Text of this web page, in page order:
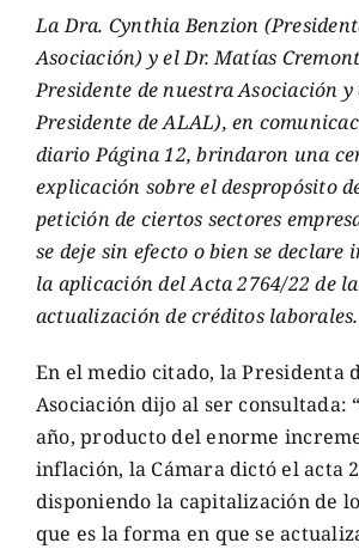
La Dra. Cynthia Benzion
Asociación) y el Dr. Matías
Presidente de nuestra Asociación
Presidente de ALAL), en
diario Página 12, brindaron una
explicación sobre el despropósito
petición de ciertos sectores
se deje sin efecto o bien se
la aplicación del Acta 2764/22 de
actualización de créditos laborales.
En el medio citado, la Presidenta
Asociación dijo al ser consultada:
año, producto del enorme
inflación, la Cámara dictó el acta
disponiendo la capitalización de
que es la forma en que se